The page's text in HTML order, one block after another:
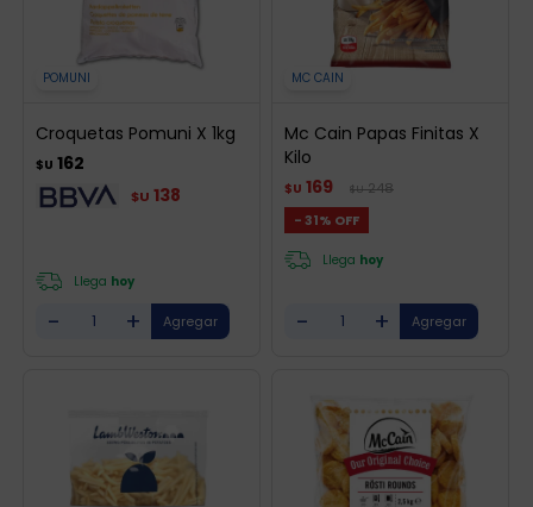
POMUNI
Croquetas Pomuni X 1kg
$U 162
$U 138
Llega hoy
- +
MC CAIN
Mc Cain Papas Finitas X
Kilo
$U 169 $U 248
31
Llega hoy
- +